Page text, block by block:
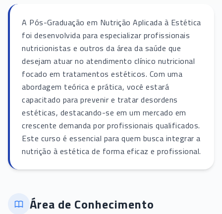
A Pós-Graduação em Nutrição Aplicada à Estética
foi desenvolvida para especializar profissionais
nutricionistas e outros da área da saúde que
desejam atuar no atendimento clínico nutricional
focado em tratamentos estéticos. Com uma
abordagem teórica e prática, você estará
capacitado para prevenir e tratar desordens
estéticas, destacando-se em um mercado em
crescente demanda por profissionais qualificados.
Este curso é essencial para quem busca integrar a
nutrição à estética de forma eficaz e profissional.
Área de Conhecimento